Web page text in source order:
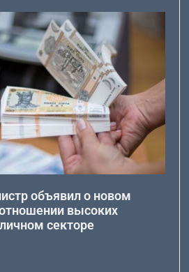
объявил о новом
высоких
секторе